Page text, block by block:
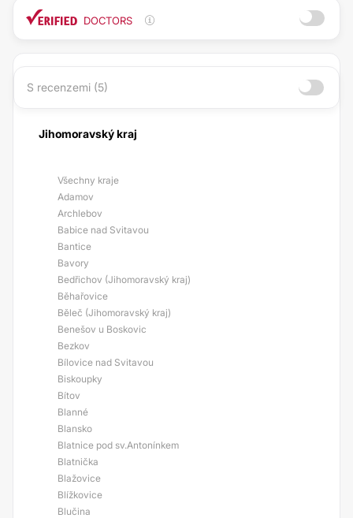
DOCTORS
S recenzemi (5)
Jihomoravský kraj
Všechny kraje
Adamov
Archlebov
Babice nad Svitavou
Bantice
Bavory
Bedřichov (Jihomoravský kraj)
Běhařovice
Běleč (Jihomoravský kraj)
Benešov u Boskovic
Bezkov
Bílovice nad Svitavou
Biskoupky
Bítov
Blanné
Blansko
Blatnice pod sv.Antonínkem
Blatnička
Blažovice
Blížkovice
Blučina